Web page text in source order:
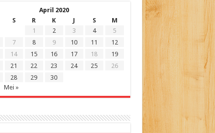
April 2020
S R K J S
M
1
2 3 4
5
7 8 9 10 11
12
14 15 16 17 18
19
21 22 23 24 25
26
28 29
30
Mei »